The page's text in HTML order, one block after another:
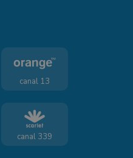
canal 13
canal 339